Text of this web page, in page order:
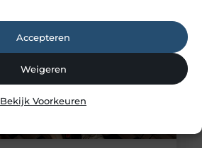
Accepteren
Weigeren
Bekijk Voorkeuren